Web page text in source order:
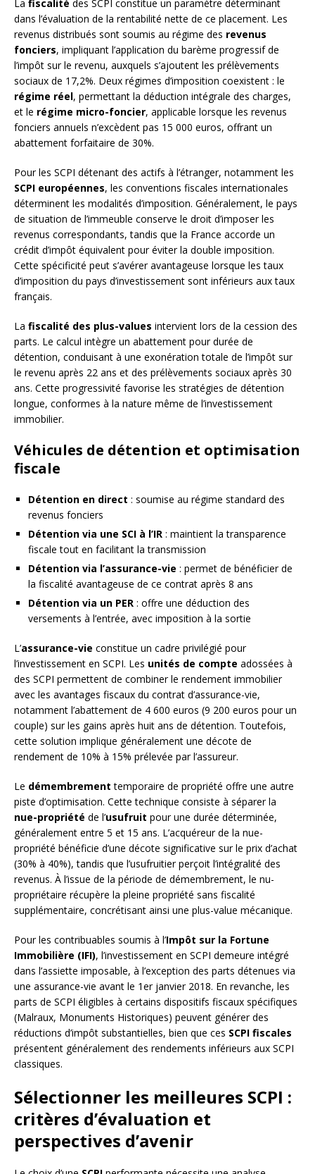
La fiscalité des SCPI constitue un paramètre déterminant
dans l’évaluation de la rentabilité nette de ce placement. Les
revenus distribués sont soumis au régime des revenus
fonciers, impliquant l’application du barème progressif de
l’impôt sur le revenu, auxquels s’ajoutent les prélèvements
sociaux de 17,2%. Deux régimes d’imposition coexistent : le
régime réel, permettant la déduction intégrale des charges,
et le régime micro-foncier, applicable lorsque les revenus
fonciers annuels n’excèdent pas 15 000 euros, offrant un
abattement forfaitaire de 30%.
Pour les SCPI détenant des actifs à l’étranger, notamment les
SCPI européennes, les conventions fiscales internationales
déterminent les modalités d’imposition. Généralement, le pays
de situation de l’immeuble conserve le droit d’imposer les
revenus correspondants, tandis que la France accorde un
crédit d’impôt équivalent pour éviter la double imposition.
Cette spécificité peut s’avérer avantageuse lorsque les taux
d’imposition du pays d’investissement sont inférieurs aux taux
français.
La fiscalité des plus-values intervient lors de la cession des
parts. Le calcul intègre un abattement pour durée de
détention, conduisant à une exonération totale de l’impôt sur
le revenu après 22 ans et des prélèvements sociaux après 30
ans. Cette progressivité favorise les stratégies de détention
longue, conformes à la nature même de l’investissement
immobilier.
Véhicules de détention et optimisation
fiscale
Détention en direct : soumise au régime standard des
revenus fonciers
Détention via une SCI à l’IR : maintient la transparence
fiscale tout en facilitant la transmission
Détention via l’assurance-vie : permet de bénéficier de
la fiscalité avantageuse de ce contrat après 8 ans
Détention via un PER : offre une déduction des
versements à l’entrée, avec imposition à la sortie
L’assurance-vie constitue un cadre privilégié pour
l’investissement en SCPI. Les unités de compte adossées à
des SCPI permettent de combiner le rendement immobilier
avec les avantages fiscaux du contrat d’assurance-vie,
notamment l’abattement de 4 600 euros (9 200 euros pour un
couple) sur les gains après huit ans de détention. Toutefois,
cette solution implique généralement une décote de
rendement de 10% à 15% prélevée par l’assureur.
Le démembrement temporaire de propriété offre une autre
piste d’optimisation. Cette technique consiste à séparer la
nue-propriété de l’usufruit pour une durée déterminée,
généralement entre 5 et 15 ans. L’acquéreur de la nue-
propriété bénéficie d’une décote significative sur le prix d’achat
(30% à 40%), tandis que l’usufruitier perçoit l’intégralité des
revenus. À l’issue de la période de démembrement, le nu-
propriétaire récupère la pleine propriété sans fiscalité
supplémentaire, concrétisant ainsi une plus-value mécanique.
Pour les contribuables soumis à l’Impôt sur la Fortune
Immobilière (IFI), l’investissement en SCPI demeure intégré
dans l’assiette imposable, à l’exception des parts détenues via
une assurance-vie avant le 1er janvier 2018. En revanche, les
parts de SCPI éligibles à certains dispositifs fiscaux spécifiques
(Malraux, Monuments Historiques) peuvent générer des
réductions d’impôt substantielles, bien que ces SCPI fiscales
présentent généralement des rendements inférieurs aux SCPI
classiques.
Sélectionner les meilleures SCPI :
critères d’évaluation et
perspectives d’avenir